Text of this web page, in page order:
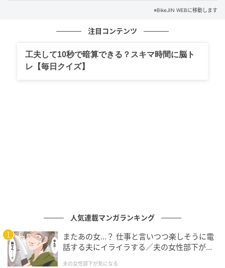
電気系の改造などは一般ユーザーには難しい。久本さ
しかったらレギュレータ自体を交換するんですよ」
エンジンとフレーム以外にほぼすべてのパーツのスペアがあるとか
エンジンメタルや各種ベアリングなども同様で、どの
パーツをどの時期に交換したかを40年間すべてノート
に記録。そのノートを見れば、オイルはもちろんベア
※BikeJIN WEBに移動します
注目コンテンツ
工夫して10秒で暗算できる？スキマ時間に脳ト
レ【毎日クイズ】
人気連載マンガランキング
またあの女…？ 仕事と言いつつ楽しそうに電
話する夫にイライラする／夫の女性部下が気
夫の女性部下が気になる